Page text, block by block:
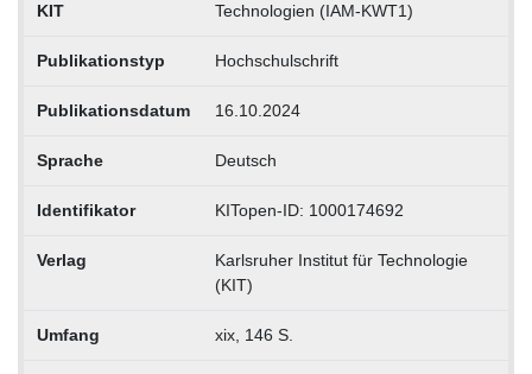
KIT
Technologien (IAM-KWT1)
Publikationstyp Hochschulschrift
Publikationsdatum 16.10.2024
Sprache Deutsch
Identifikator KITopen-ID: 1000174692
Verlag
Karlsruher Institut für Technologie
(KIT)
Umfang xix, 146 S.